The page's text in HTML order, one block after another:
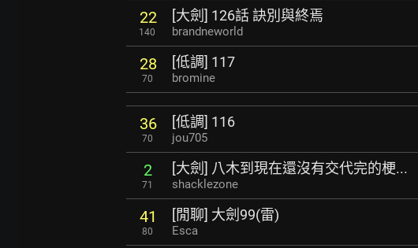
22
140
[大劍] 126話 訣別與終焉
brandneworld
28
70
[低調] 117
bromine
36
70
[低調] 116
jou705
2
71
[大劍] 八木到現在還沒有交代完的梗...
shacklezone
41
80
[閒聊] 大劍99(雷)
Esca